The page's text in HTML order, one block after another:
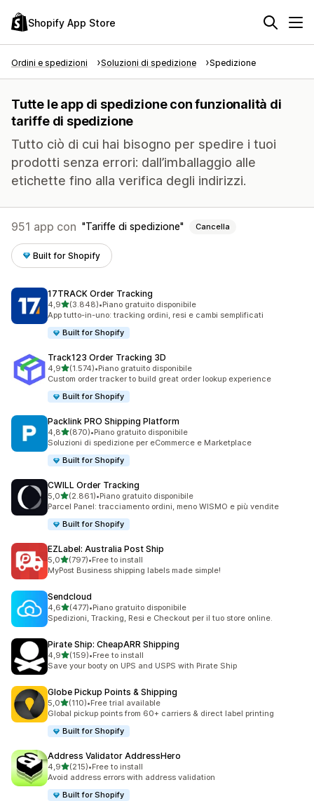
Shopify App Store
Ordini e spedizioni Soluzioni di spedizione Spedizione
Tutte le app di spedizione con funzionalità di
tariffe di spedizione
Tutto ciò di cui hai bisogno per spedire i tuoi
prodotti senza errori: dall’imballaggio alle
etichette fino alla verifica degli indirizzi.
951 app con Tariffe di spedizione Cancella
Built for Shopify
17TRACK Order Tracking
4,9stelle su 5
(3.848)
3848 recensioni totali
•Piano gratuito disponibile
App tutto-in-uno: tracking ordini, resi e cambi semplificati
Built for Shopify
Track123 Order Tracking 3D
4,9stelle su 5
(1.574)
1574 recensioni totali
•Piano gratuito disponibile
Custom order tracker to build great order lookup experience
Built for Shopify
Packlink PRO Shipping Platform
4,8stelle su 5
(870)
870 recensioni totali
•Piano gratuito disponibile
Soluzioni di spedizione per eCommerce e Marketplace
Built for Shopify
CWILL Order Tracking
5,0stelle su 5
(2.861)
2861 recensioni totali
•Piano gratuito disponibile
Parcel Panel: tracciamento ordini, meno WISMO e più vendite
Built for Shopify
EZLabel: Australia Post Ship
5,0stelle su 5
(797)
797 recensioni totali
•Free to install
MyPost Business shipping labels made simple!
Sendcloud
4,6stelle su 5
(477)
477 recensioni totali
•Piano gratuito disponibile
Spedizioni, Tracking, Resi e Checkout per il tuo store online.
Pirate Ship: CheapARR Shipping
4,9stelle su 5
(159)
159 recensioni totali
•Free to install
Save your booty on UPS and USPS with Pirate Ship
Globe Pickup Points & Shipping
5,0stelle su 5
(110)
110 recensioni totali
•Free trial available
Global pickup points from 60+ carriers & direct label printing
Built for Shopify
Address Validator AddressHero
4,9stelle su 5
(215)
215 recensioni totali
•Free to install
Avoid address errors with address validation
Built for Shopify